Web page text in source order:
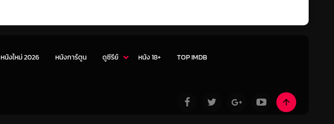
หนังใหม่ 2026 หนังการ์ตูน ดูซีรีย์ หนัง 18+ TOP IMDB